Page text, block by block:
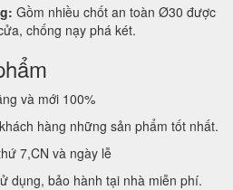
Gồm nhiều chốt an toàn Ø30 được
chống nạy phá két.
và mới 100%
hàng những sản phẩm tốt nhất.
7,CN và ngày lễ
dụng, bảo hành tại nhà miễn phí.